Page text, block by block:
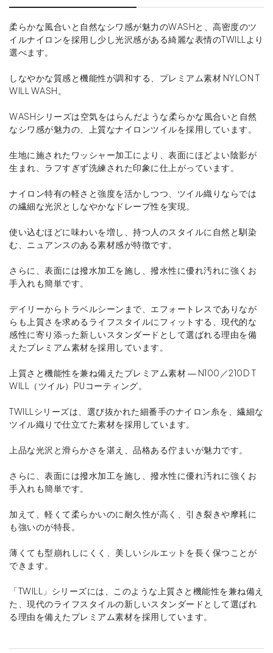
柔らかな風合いと自然なシワ感が魅力のWASHと、高密度のツ
イルナイロンを採用し少し光沢感がある綺麗な表情のTWILLより
選べます。
しなやかな質感と機能性が調和する、プレミアム素材 NYLON T
WILL WASH。
WASHシリーズは空気をはらんだような柔らかな風合いと自然
なシワ感が魅力の、上質なナイロンツイルを採用しています。
生地に施されたワッシャー加工により、表面にほどよい陰影が
生まれ、ラフすぎず洗練された印象に仕上がっています。
ナイロン特有の軽さと強度を活かしつつ、ツイル織りならでは
の繊細な光沢としなやかなドレープ性を実現。
使い込むほどに味わいを増し、持つ人のスタイルに自然と馴染
む、ニュアンスのある素材感が特徴です。
さらに、表面には撥水加工を施し、撥水性に優れ汚れに強くお
手入れも簡単です。
デイリーからトラベルシーンまで、エフォートレスでありなが
らも上質さを求めるライフスタイルにフィットする、現代的な
感性に寄り添った新しいスタンダードとして選ばれる理由を備
えたプレミアム素材を採用しています。
上質さと機能性を兼ね備えたプレミアム素材 ― N100／210D T
WILL（ツイル）PUコーティング。
TWILLシリーズは、選び抜かれた細番手のナイロン糸を、繊細な
ツイル織りで仕立てた素材を採用しています。
上品な光沢と滑らかさを湛え、品格ある佇まいが魅力です。
さらに、表面には撥水加工を施し、撥水性に優れ汚れに強くお
手入れも簡単です。
加えて、軽くて柔らかいのに耐久性が高く、引き裂きや摩耗に
も強いのが特長。
薄くても型崩れしにくく、美しいシルエットを長く保つことが
できます。
「TWILL」シリーズには、このような上質さと機能性を兼ね備え
た、現代のライフスタイルの新しいスタンダードとして選ばれ
る理由を備えたプレミアム素材を採用しています。